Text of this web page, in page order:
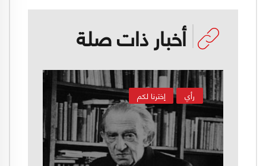
أخبار ذات صلة
إخترنا لكم رأي